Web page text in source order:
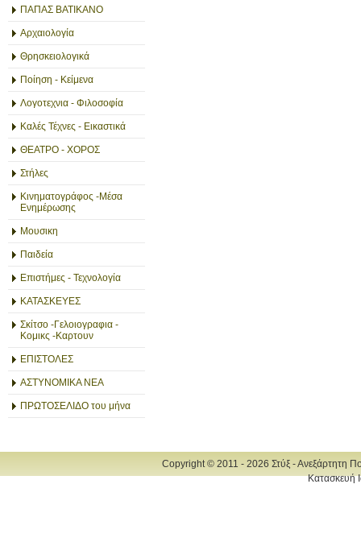
ΠΑΠΑΣ ΒΑΤΙΚΑΝΟ
Αρχαιολογία
Θρησκειολογικά
Ποίηση - Κείμενα
Λογοτεχνια - Φιλοσοφία
Καλές Τέχνες - Εικαστικά
ΘΕΑΤΡΟ - ΧΟΡΟΣ
Στήλες
Κινηματογράφος -Μέσα
Ενημέρωσης
Μουσικη
Παιδεία
Επιστήμες - Τεχνολογία
ΚΑΤΑΣΚΕΥΕΣ
Σκίτσο -Γελοιογραφια -
Κομικς -Καρτουν
ΕΠΙΣΤΟΛΕΣ
ΑΣΤΥΝΟΜΙΚΑ ΝΕΑ
ΠΡΩΤΟΣΕΛΙΔΟ του μήνα
Copyright © 2011 - 2026 Στύξ - Ανεξάρτητη
Κατασκευή